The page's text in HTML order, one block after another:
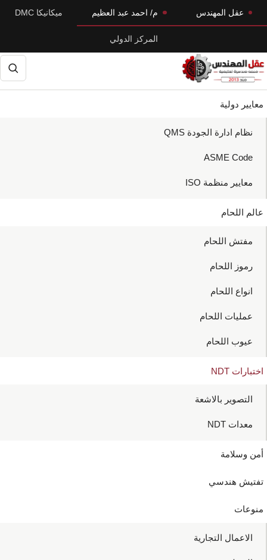
Skip
to
navigation
Skip
to
content
عقل المهندس م/ احمد عبد العظيم ميكانيكا DMC
المركز الدولي
معايير دولية
نظام ادارة الجودة QMS
ASME Code
معايير منظمة ISO
عالم اللحام
مفتش اللحام
رموز اللحام
انواع اللحام
عمليات اللحام
عيوب اللحام
اختبارات NDT
التصوير بالاشعة
معدات NDT
أمن وسلامة
تفتيش هندسي
منوعات
الاعمال التجارية